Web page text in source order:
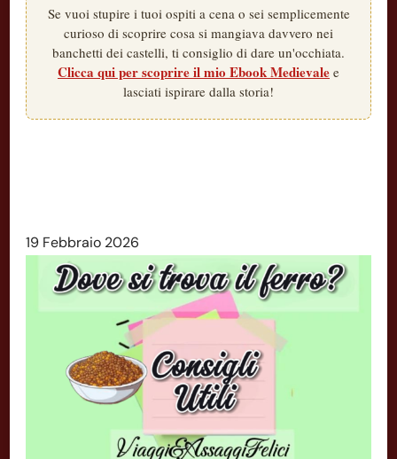
Se vuoi stupire i tuoi ospiti a cena o sei semplicemente
curioso di scoprire cosa si mangiava davvero nei
banchetti dei castelli, ti consiglio di dare un'occhiata.
Clicca qui per scoprire il mio Ebook Medievale e
lasciati ispirare dalla storia!
19 Febbraio 2026